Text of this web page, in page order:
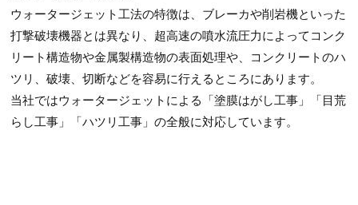
ウォータージェット工法の特徴は、ブレーカや削岩機といった
打撃破壊機器とは異なり、超高速の噴水流圧力によってコンク
リート構造物や金属製構造物の表面処理や、コンクリートのハ
ツリ、破壊、切断などを容易に行えるところにあります。
当社ではウォータージェットによる「塗膜はがし工事」「目荒
らし工事」「ハツリ工事」の全般に対応しています。